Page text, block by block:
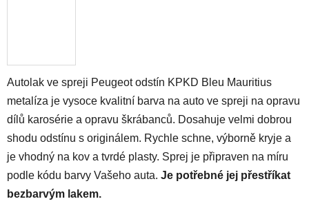
Autolak ve spreji Peugeot odstín KPKD Bleu Mauritius
metalíza je vysoce kvalitní barva na auto ve spreji na opravu
dílů karosérie a opravu škrábanců. Dosahuje velmi dobrou
shodu odstínu s originálem. Rychle schne, výborně kryje a
je vhodný na kov a tvrdé plasty. Sprej je připraven na míru
podle kódu barvy Vašeho auta. Je potřebné jej přestříkat
bezbarvým lakem.